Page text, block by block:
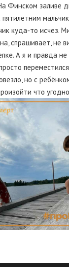
Финском заливе
куда-то исчез.
спрашивает, не
А я и правда
но с
что